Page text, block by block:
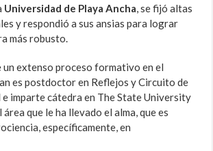
Universidad de Playa Ancha, se fijó altas
y respondió a sus ansias para lograr
más robusto.
un extenso proceso formativo en el
es postdoctor en Reflejos y Circuito de
e imparte cátedra en The State University
que le ha llevado el alma, que es
específicamente, en